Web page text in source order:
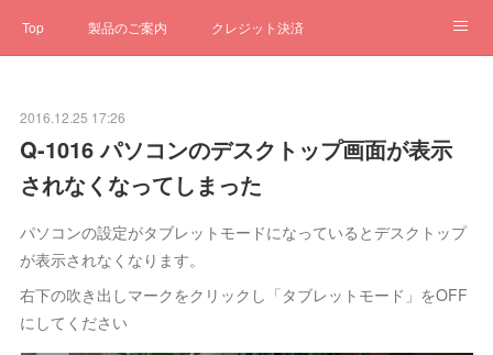
Top 製品のご案内 クレジット決済
2016.12.25 17:26
Q-1016 パソコンのデスクトップ画面が表示
されなくなってしまった
パソコンの設定がタブレットモードになっているとデスクトップ
が表示されなくなります。
右下の吹き出しマークをクリックし「タブレットモード」をOFF
にしてください